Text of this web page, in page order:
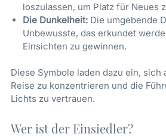
loszulassen, um Platz für Neues
Die Dunkelheit: Die umgebende
Unbewusste, das erkundet
Einsichten zu gewinnen.
Diese Symbole laden dazu ein,
Reise zu konzentrieren und die
Lichts zu vertrauen.
Wer ist der Einsiedler?